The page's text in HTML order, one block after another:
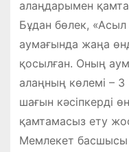
алаңдарымен
Бұдан бөлек,
аумағында жаңа
қосылған. Оның
алаңның көлемі –
шағын кәсіпкерді
қамтамасыз ету
Мемлекет басшысы